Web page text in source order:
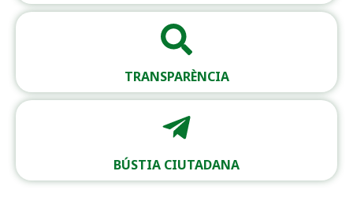
TRANSPARÈNCIA
BÚSTIA CIUTADANA